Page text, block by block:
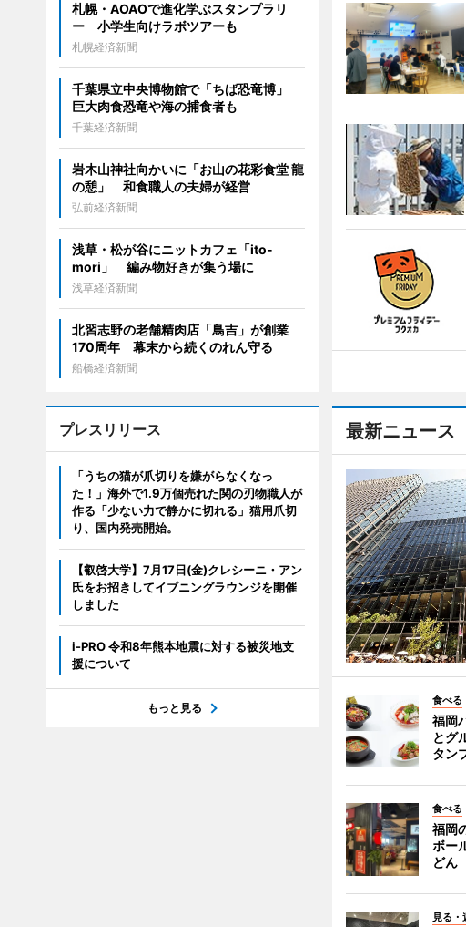
最新ニュース
食べる
福岡
とグ
タン
食べる
福岡
ボー
どん
見る・
札幌・AOAOで進化学ぶスタンプラリ
ー 小学生向けラボツアーも
札幌経済新聞
千葉県立中央博物館で「ちば恐竜博」
巨大肉食恐竜や海の捕食者も
千葉経済新聞
岩木山神社向かいに「お山の花彩食堂 龍
の憩」 和食職人の夫婦が経営
弘前経済新聞
浅草・松が谷にニットカフェ「ito-
mori」 編み物好きが集う場に
浅草経済新聞
北習志野の老舗精肉店「鳥吉」が創業
170周年 幕末から続くのれん守る
船橋経済新聞
プレスリリース
「うちの猫が爪切りを嫌がらなくなっ
た！」海外で1.9万個売れた関の刃物職人が
作る「少ない力で静かに切れる」猫用爪切
り、国内発売開始。
【叡啓大学】7月17日(金)クレシーニ・アン
氏をお招きしてイブニングラウンジを開催
しました
i-PRO 令和8年熊本地震に対する被災地支
援について
もっと見る